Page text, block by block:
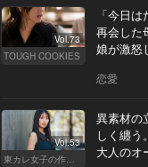
Vol.73
TOUGH COOKIES
「今日
再会した
娘が激怒
恋愛
Vol.53
東カレ女子の作り方
異素材の
しく纏う
大人のオ